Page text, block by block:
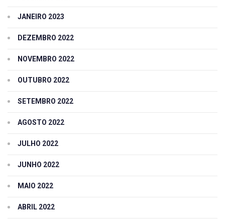
JANEIRO 2023
DEZEMBRO 2022
NOVEMBRO 2022
OUTUBRO 2022
SETEMBRO 2022
AGOSTO 2022
JULHO 2022
JUNHO 2022
MAIO 2022
ABRIL 2022